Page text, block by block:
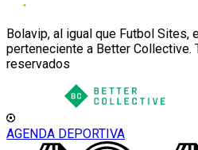
Bolavip, al igual que Futbol Sites,
perteneciente a Better Collective.
reservados
AGENDA DEPORTIVA